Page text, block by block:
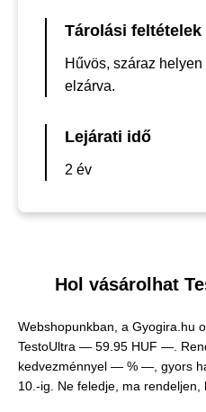
Tárolási feltételek
Hűvös, száraz
elzárva.
Lejárati idő
2 év
Hol vásárolhat
Webshopunkban, a Gyogira.hu
TestoUltra — 59.95 HUF — .
kedvezménnyel — % —, gyors
10.-ig. Ne feledje, ma